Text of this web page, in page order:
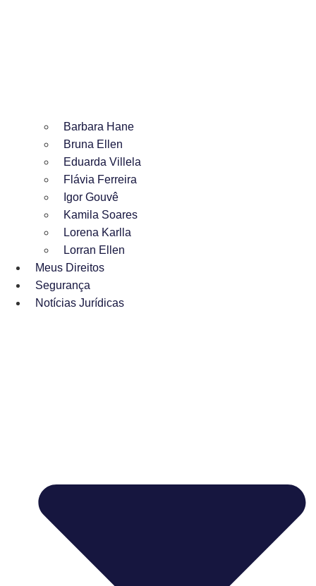
Barbara Hane
Bruna Ellen
Eduarda Villela
Flávia Ferreira
Igor Gouvê
Kamila Soares
Lorena Karlla
Lorran Ellen
Meus Direitos
Segurança
Notícias Jurídicas